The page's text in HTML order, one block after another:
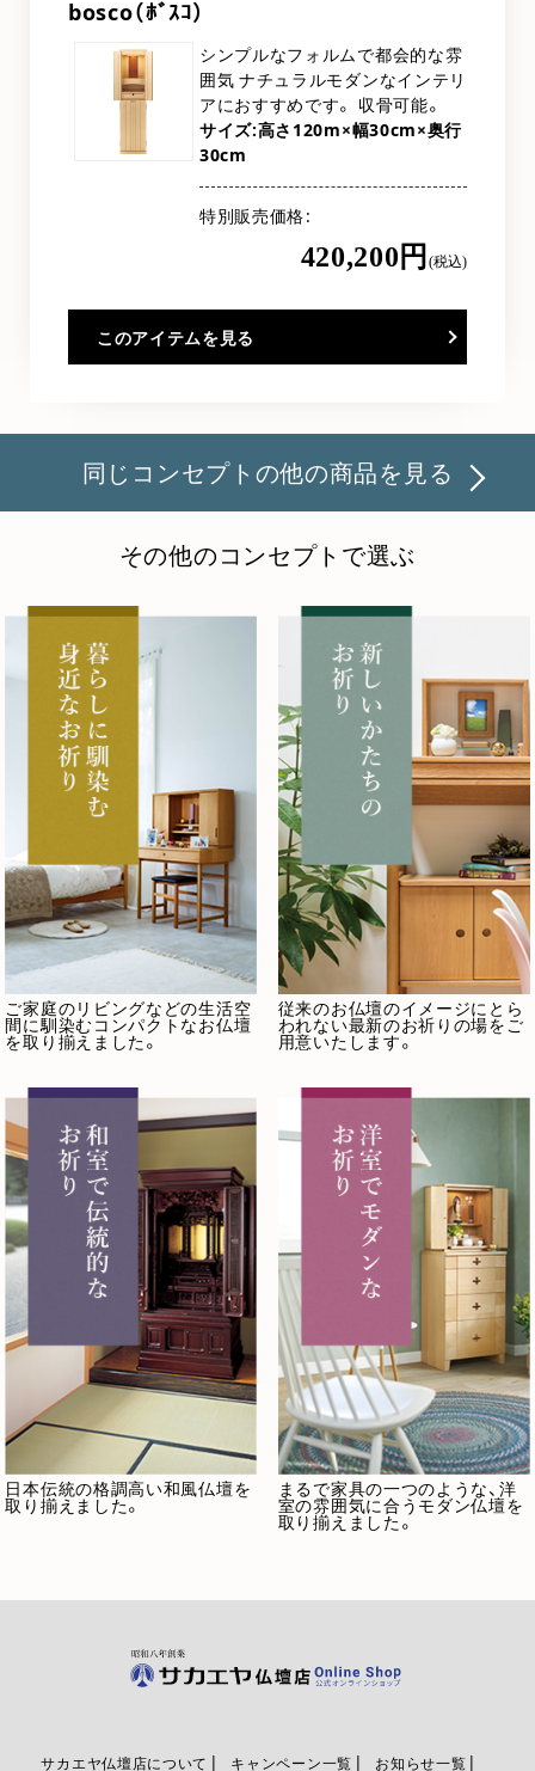
bosco（ﾎﾞｽｺ）
シンプルなフォルムで都会的な雰
囲気 ナチュラルモダンなインテリ
アにおすすめです。 収骨可能。
サイズ:高さ120m×幅30cm×奥行
30cm
特別販売価格
420,200円(税込)
このアイテムを見る
同じコンセプトの他の商品を見る
その他のコンセプトで選ぶ
ご家庭のリビングなどの生活空
間に馴染むコンパクトなお仏壇
を取り揃えました。
従来のお仏壇のイメージにとら
われない最新のお祈りの場をご
用意いたします。
日本伝統の格調高い和風仏壇を
取り揃えました。
まるで家具の一つのような、洋
室の雰囲気に合うモダン仏壇を
取り揃えました。
サカエヤ仏壇店について キャンペーン一覧 お知らせ一覧